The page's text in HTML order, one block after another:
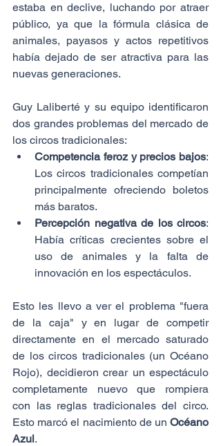
estaba en declive, luchando por atraer
público, ya que la fórmula clásica de
animales, payasos y actos repetitivos
había dejado de ser atractiva para las
nuevas generaciones.
Guy Laliberté y su equipo identificaron
dos grandes problemas del mercado de
los circos tradicionales:
Competencia feroz y precios bajos:
Los circos tradicionales competían
principalmente ofreciendo boletos
más baratos.
Percepción negativa de los circos:
Había críticas crecientes sobre el
uso de animales y la falta de
innovación en los espectáculos.
Esto les llevo a ver el problema "fuera
de la caja" y en lugar de competir
directamente en el mercado saturado
de los circos tradicionales (un Océano
Rojo), decidieron crear un espectáculo
completamente nuevo que rompiera
con las reglas tradicionales del circo.
Esto marcó el nacimiento de un Océano
Azul.